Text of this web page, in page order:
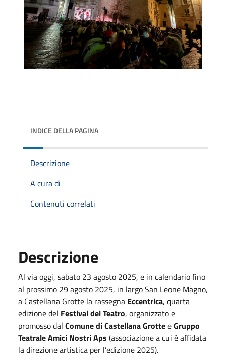
INDICE DELLA PAGINA
Descrizione
A cura di
Contenuti correlati
Descrizione
Al via oggi, sabato 23 agosto 2025, e in calendario fino
al prossimo 29 agosto 2025, in largo San Leone Magno,
a Castellana Grotte la rassegna Eccentrica, quarta
edizione del Festival del Teatro, organizzato e
promosso dal Comune di Castellana GrotteeGruppo
Teatrale Amici Nostri Aps (associazione a cui è affidata
la direzione artistica per l’edizione 2025).